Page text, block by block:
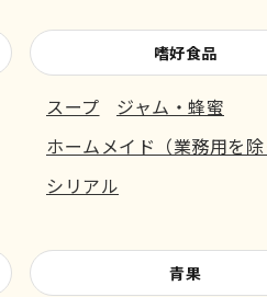
嗜好食品
スープ
ジャム・蜂蜜
ホームメイド（業務用を除
シリアル
青果